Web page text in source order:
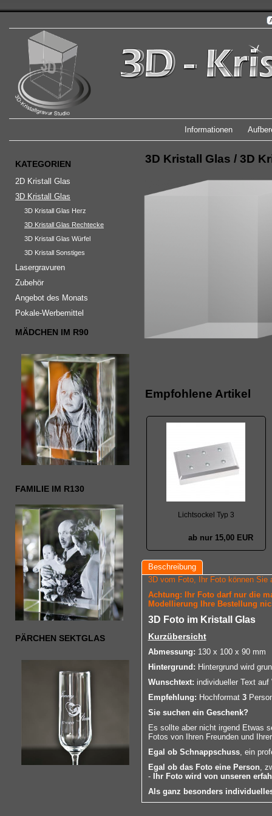
Informationen
KATEGORIEN
2D Kristall Glas
3D Kristall Glas
3D Kristall Glas Herz
3D Kristall Glas Rechtecke
3D Kristall Glas Würfel
3D Kristall Sonstiges
Lasergravuren
Zubehör
Angebot des Monats
Pokale-Werbemittel
MÄDCHEN IM R90
FAMILIE IM R130
PÄRCHEN SEKTGLAS
3D Kristall Glas / 3D
Empfohlene Artikel
Lichtsockel Typ 3
ab nur 15,00 EUR
Beschreibung
3D vom Foto, Ihr Foto können Sie
Achtung: Ihr Foto darf nur die
Modellierung Ihre Bestellung
3D Foto im Kristall Glas
Kurzübersicht
Abmessung: 130 x 100 x 90 mm
Hintergrund: Hintergrund wird
Wunschtext: individueller Text
Empfehlung: Hochformat 3
Sie suchen ein Geschenk?
Es sollte aber nicht irgend Etwas
Fotos von Ihren Freunden und
Egal ob Schnappschuss, ein
Egal ob das Foto eine Person,
-
Ihr Foto wird von unseren
Als ganz besonders